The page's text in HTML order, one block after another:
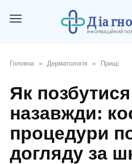
Головна » Дерматологія » Прищі
Як
назавжди:
процедури
догляду за